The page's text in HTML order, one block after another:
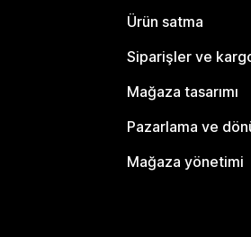
Ürün satma
Siparişler ve
Mağaza tasarımı
Pazarlama ve
Mağaza yönetimi